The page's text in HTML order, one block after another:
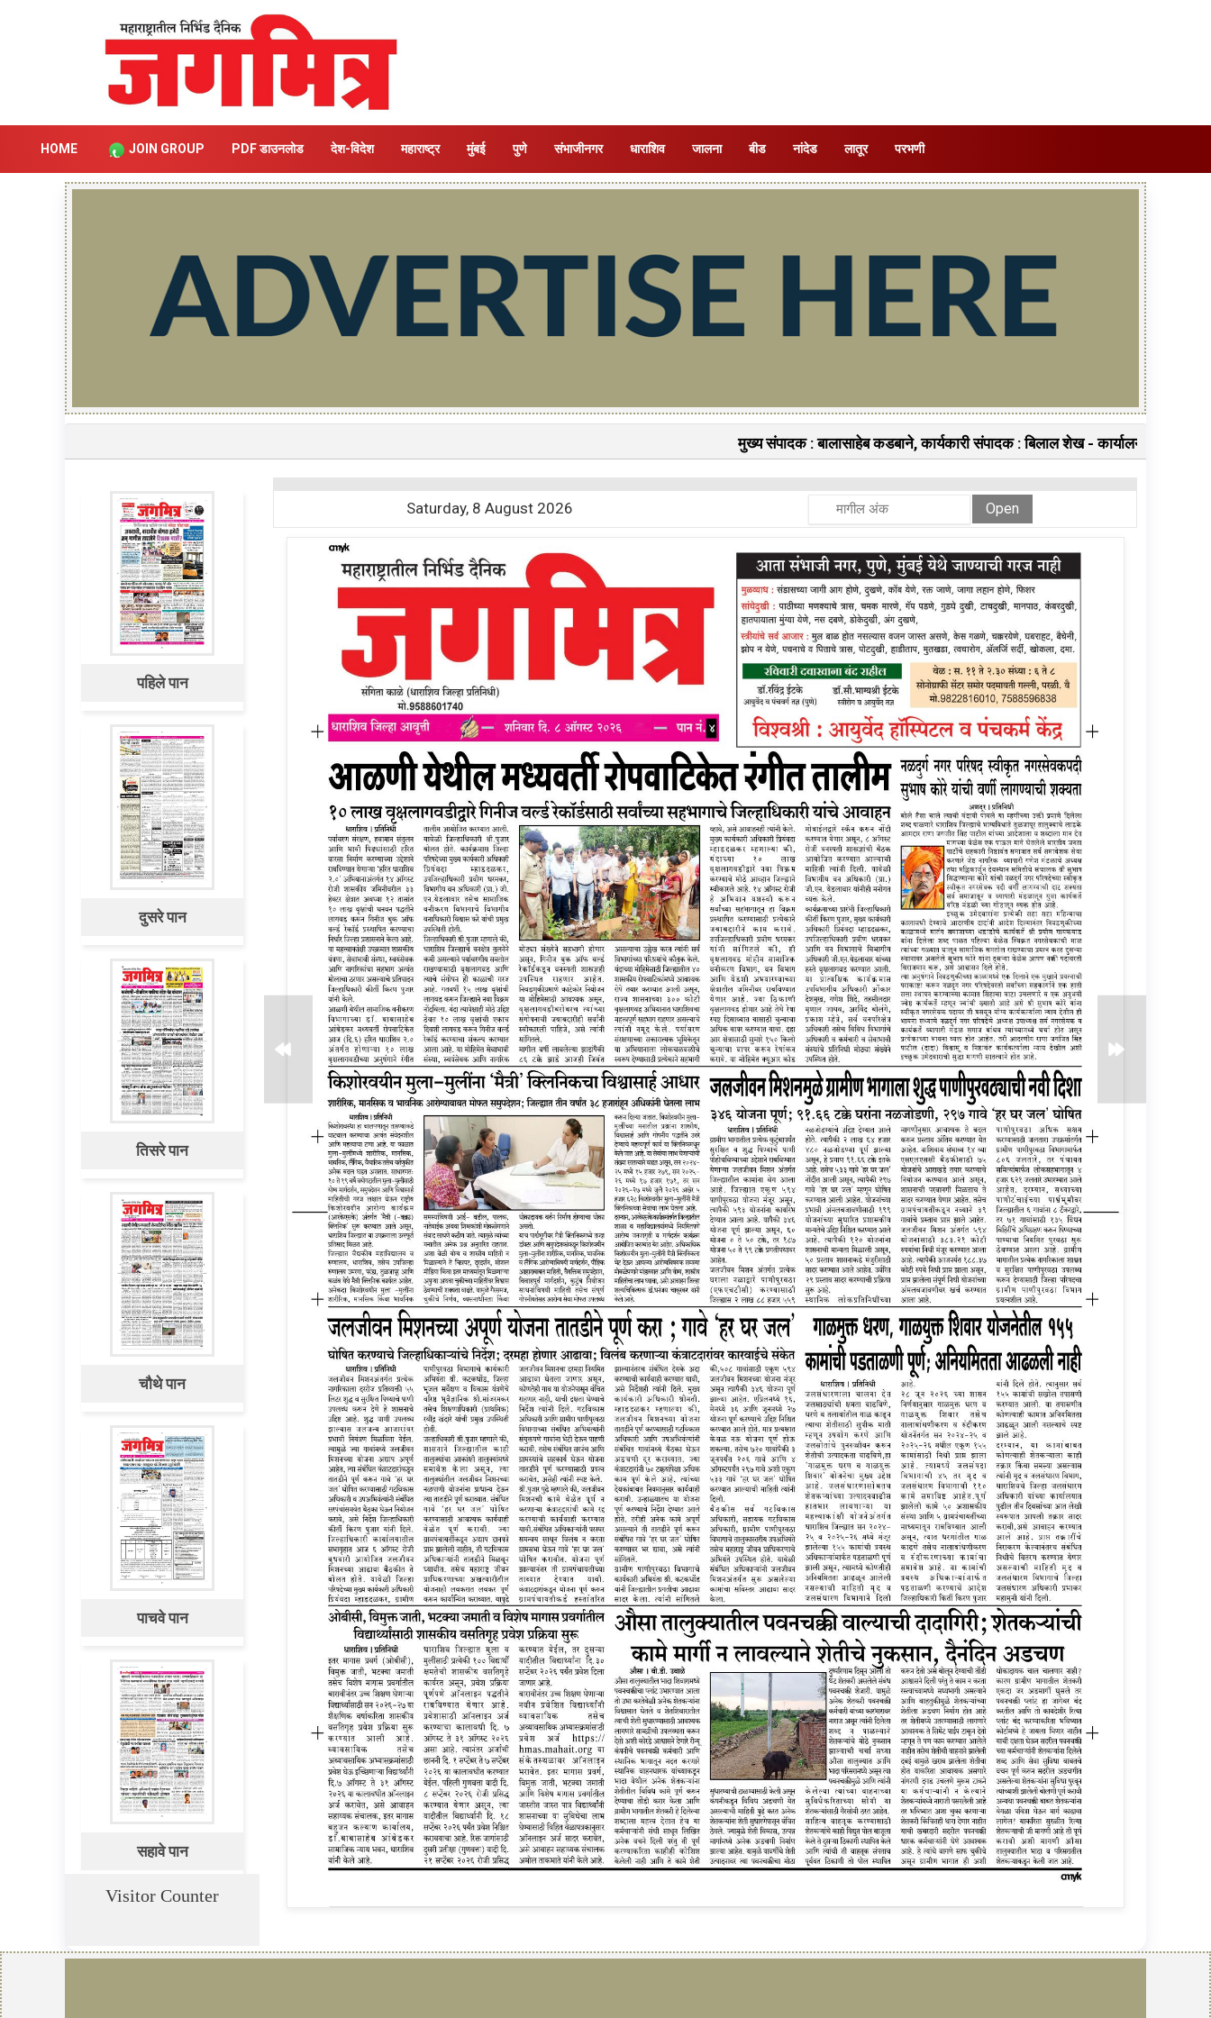
HOME JOIN GROUP PDF डाउनलोड देश-विदेश महाराष्ट्र मुंबई पुणे संभाजीनगर धाराशिव जालना बीड नांदेड लातूर परभणी
मुख्य संपादक : बालासाहेब कडबाने, कार्यकारी संपादक : बिलाल शेख - कार्यालय :- जगमित्र,
पहिले पान
दुसरे पान
तिसरे पान
चौथे पान
पाचवे पान
सहावे पान
Visitor Counter
Saturday, 8 August 2026